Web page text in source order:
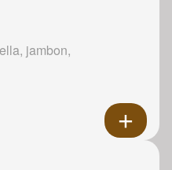
jambon,